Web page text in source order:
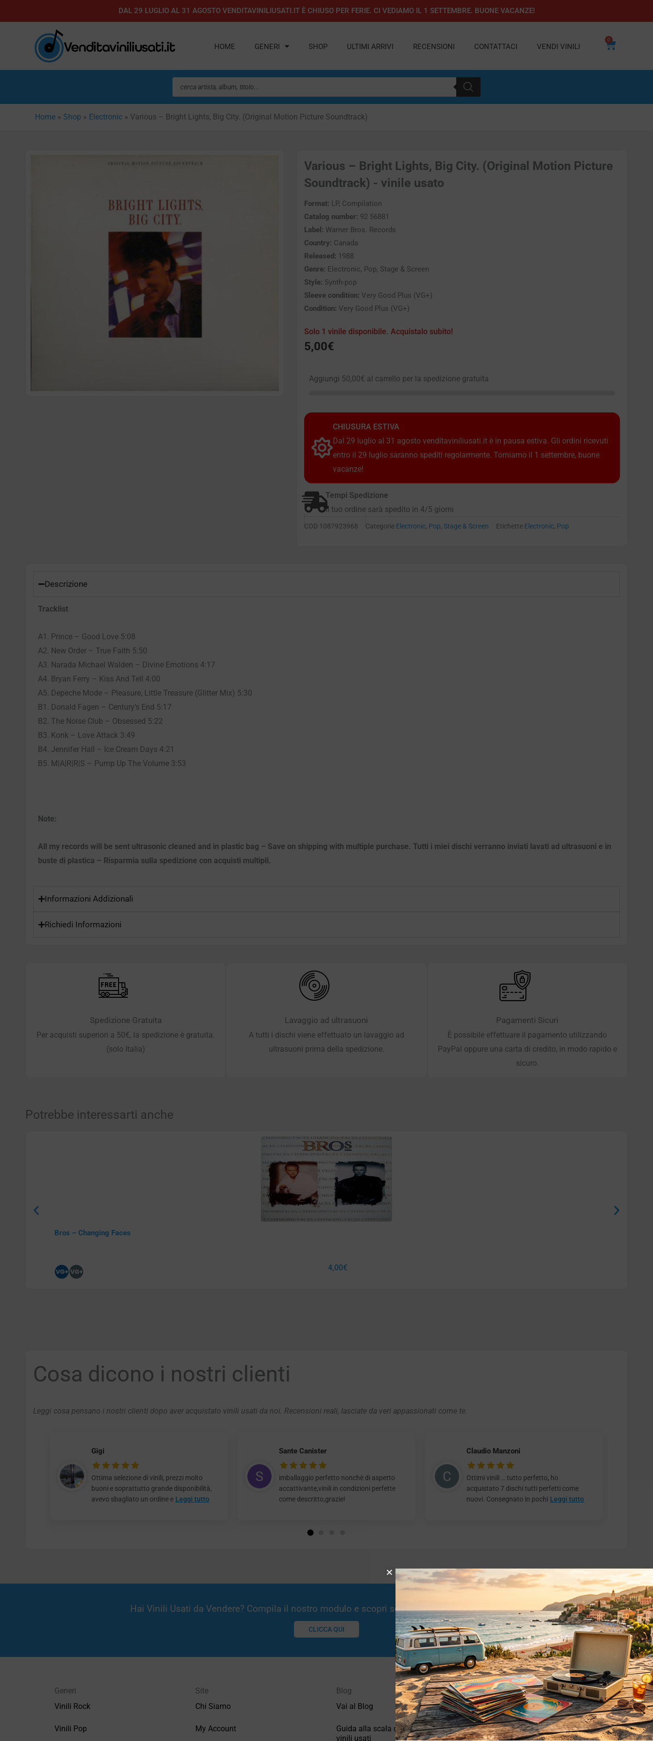
al
DAL 29 LUGLIO AL 31 AGOSTO VENDITAVINILIUSATI.IT È CHIUSO PER FERIE. CI VEDIAMO IL 1 SETTEMBRE. BUONE VACANZE!
HOME GENERI SHOP ULTIMI ARRIVI RECENSIONI CONTATTACI VENDI VINILI
0
Carrello
Ricerca
prodotti
Home » Shop » Electronic » Various – Bright Lights, Big City. (Original Motion Picture Soundtrack)
Various – Bright Lights, Big City. (Original Motion Picture
Soundtrack) - vinile usato
Format: LP, Compilation
Catalog number: 92 56881
Label: Warner Bros. Records
Country: Canada
Released: 1988
Genre: Electronic, Pop, Stage & Screen
Style: Synth-pop
Sleeve condition: Very Good Plus (VG+)
Condition: Very Good Plus (VG+)
Solo 1 vinile disponibile. Acquistalo subito!
5,00€
Aggiungi 50,00€ al carrello per la spedizione gratuita
CHIUSURA ESTIVA
Dal 29 luglio al 31 agosto venditaviniliusati.it è in pausa estiva. Gli ordini ricevuti
entro il 29 luglio saranno spediti regolarmente. Torniamo il 1 settembre, buone
vacanze!
Tempi Spedizione
Il tuo ordine sarà spedito in 4/5 giorni
COD 1087923968 Categorie Electronic, Pop, Stage & Screen Etichette Electronic, Pop
Descrizione
Tracklist
A1. Prince – Good Love 5:08
A2. New Order – True Faith 5:50
A3. Narada Michael Walden – Divine Emotions 4:17
A4. Bryan Ferry – Kiss And Tell 4:00
A5. Depeche Mode – Pleasure, Little Treasure (Glitter Mix) 5:30
B1. Donald Fagen – Century’s End 5:17
B2. The Noise Club – Obsessed 5:22
B3. Konk – Love Attack 3:49
B4. Jennifer Hall – Ice Cream Days 4:21
B5. M|A|R|R|S – Pump Up The Volume 3:53
Note:
All my records will be sent ultrasonic cleaned and in plastic bag – Save on shipping with multiple purchase. Tutti i miei dischi verranno inviati lavati ad ultrasuoni e in
buste di plastica – Risparmia sulla spedizione con acquisti multipli.
Informazioni Addizionali
Richiedi Informazioni
Spedizione Gratuita
Per acquisti superiori a 50€, la spedizione è gratuita.
(solo Italia)
Lavaggio ad ultrasuoni
A tutti i dischi viene effettuato un lavaggio ad
ultrasuoni prima della spedizione.
Pagamenti Sicuri
È possibile effettuare il pagamento utilizzando
PayPal oppure una carta di credito, in modo rapido e
sicuro.
Potrebbe interessarti anche
Bros – Changing Faces
4,00€
Cosa dicono i nostri clienti
Leggi cosa pensano i nostri clienti dopo aver acquistato vinili usati da noi. Recensioni reali, lasciate da veri appassionati come te.
Gigi
Ottima selezione di vinili, prezzi molto
buoni e soprattutto grande disponibilità,
avevo sbagliato un ordine e Leggi tutto
Sante Canister
imballaggio perfetto nonchè di aspetto
accattivante,vinili in condizioni perfette
come descritto,grazie!
Claudio Manzoni
Ottimi vinili … tutto perfetto, ho
acquistato 7 dischi tutti perfetti come
nuovi. Consegnato in pochi Leggi tutto
Hai Vinili Usati da Vendere? Compila il nostro modulo e scopri se potremmo essere interessati!
CLICCA QUI
Generi
Vinili Rock
Vinili Pop
Site
Chi Siamo
My Account
Blog
Vai al Blog
Guida alla scala di valutazione dei
vinili usati
Privacy
Privacy Policy
Cookie Policy (UE)